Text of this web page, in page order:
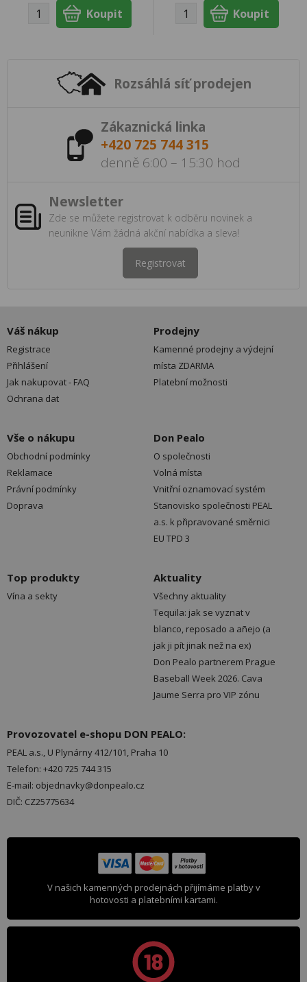
Rozsáhlá síť prodejen
Zákaznická linka
+420 725 744 315
denně 6:00 – 15:30 hod
Newsletter
Zde se můžete registrovat k odběru novinek a
neunikne Vám žádná akční nabídka a sleva!
Registrovat
Váš nákup
Registrace
Přihlášení
Jak nakupovat - FAQ
Ochrana dat
Prodejny
Kamenné prodejny a výdejní
místa ZDARMA
Platební možnosti
Vše o nákupu
Obchodní podmínky
Reklamace
Právní podmínky
Doprava
Don Pealo
O společnosti
Volná místa
Vnitřní oznamovací systém
Stanovisko společnosti PEAL
a.s. k připravované směrnici
EU TPD 3
Top produkty
Vína a sekty
Aktuality
Všechny aktuality
Tequila: jak se vyznat v
blanco, reposado a añejo (a
jak ji pít jinak než na ex)
Don Pealo partnerem Prague
Baseball Week 2026. Cava
Jaume Serra pro VIP zónu
Provozovatel e-shopu DON PEALO:
PEAL a.s., U Plynárny 412/101, Praha 10
Telefon: +420 725 744 315
E-mail: objednavky@donpealo.cz
DIČ: CZ25775634
V našich kamenných prodejnách přijímáme platby v
hotovosti a platebními kartami.